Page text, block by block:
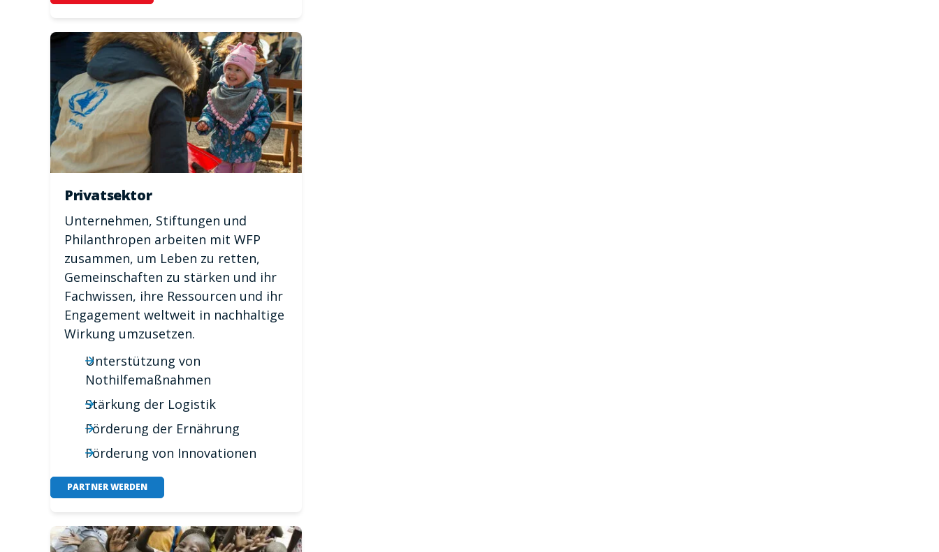
Privatsektor
Unternehmen, Stiftungen und
Philanthropen arbeiten mit WFP
zusammen, um Leben zu retten,
Gemeinschaften zu stärken und ihr
Fachwissen, ihre Ressourcen und ihr
Engagement weltweit in nachhaltige
Wirkung umzusetzen.
Unterstützung von
Nothilfemaßnahmen
Stärkung der Logistik
Förderung der Ernährung
Förderung von Innovationen
PARTNER WERDEN